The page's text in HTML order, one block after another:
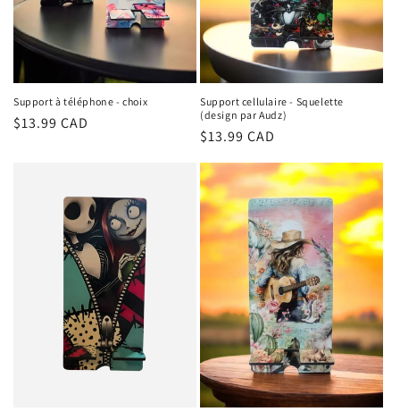
Support à téléphone - choix
Regular
$13.99 CAD
Support cellulaire - Squelette
(design par Audz)
Regular
price
$13.99 CAD